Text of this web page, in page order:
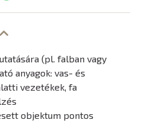
(pl. falban vagy
anyagok: vas- és
vezetékek, fa
objektum pontos